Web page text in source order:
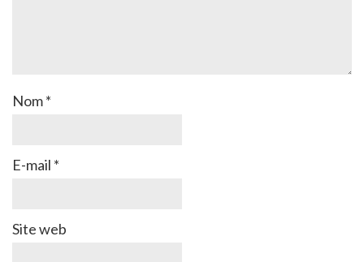
Nom*
E-mail *
Site web